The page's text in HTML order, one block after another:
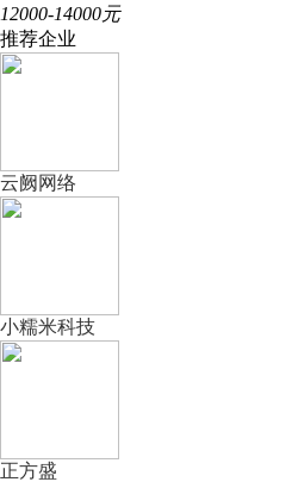
12000-14000元
推荐企业
云阙网络
小糯米科技
正方盛